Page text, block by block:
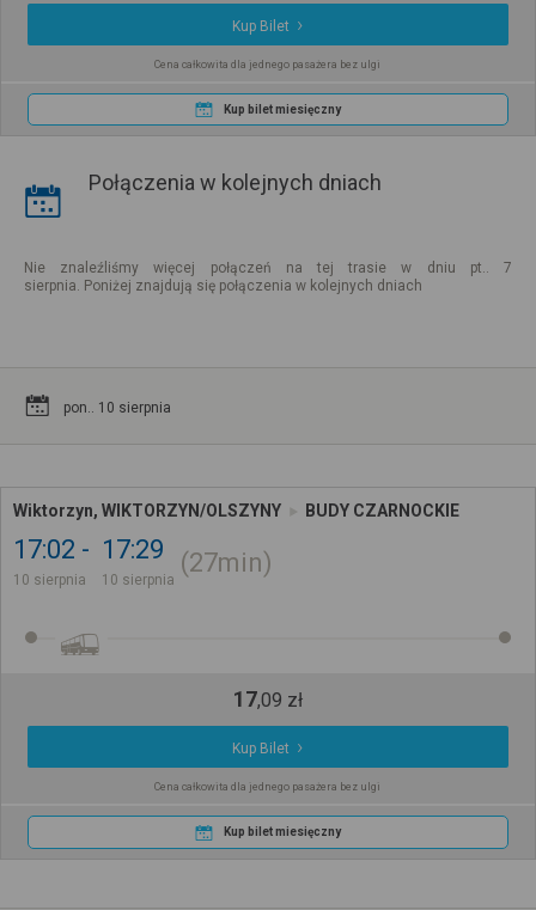
Kup Bilet
Cena całkowita dla jednego pasażera bez ulgi
Kup bilet miesięczny
Połączenia w kolejnych dniach
Nie znaleźliśmy więcej połączeń na tej trasie w dniu pt.. 7
sierpnia. Poniżej znajdują się połączenia w kolejnych dniach
pon.. 10 sierpnia
Wiktorzyn, WIKTORZYN/OLSZYNY BUDY CZARNOCKIE
17:02
10 sierpnia
17:29
10 sierpnia
27min
17,09 zł
Kup Bilet
Cena całkowita dla jednego pasażera bez ulgi
Kup bilet miesięczny